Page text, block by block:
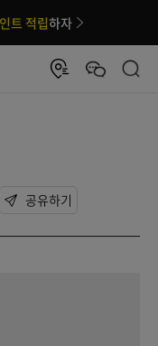
트 적립하자
공유하기